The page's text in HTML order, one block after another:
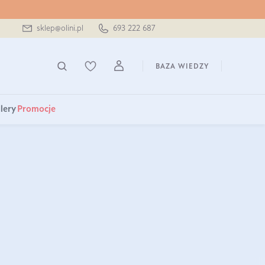
sklep@olini.pl 693 222 687
BAZA WIEDZY
Promocje